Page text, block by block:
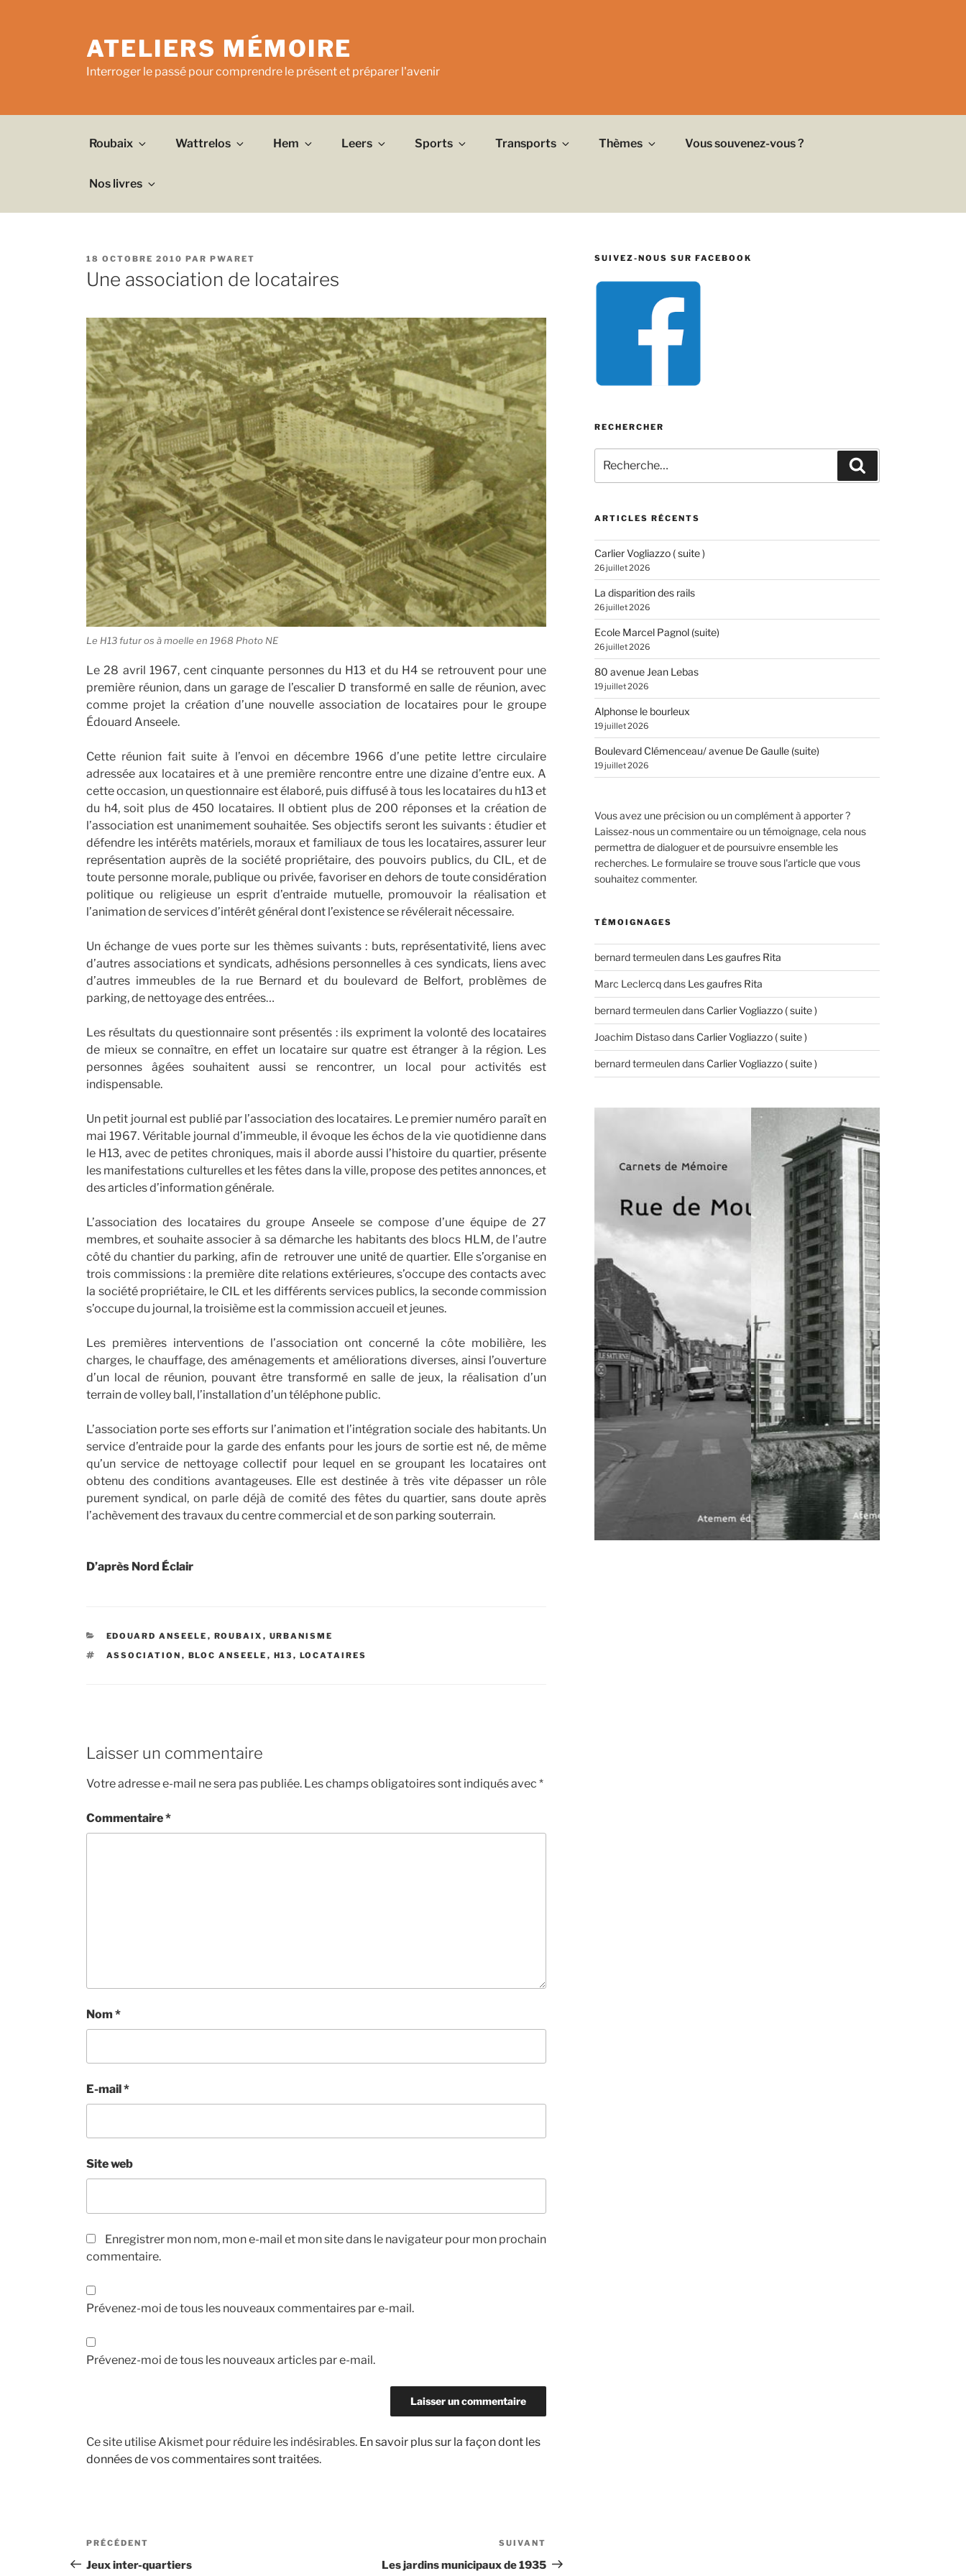
ATELIERS MÉMOIRE
Interroger le passé pour comprendre le présent et préparer l'avenir
Roubaix Wattrelos Hem Leers Sports Transports Thèmes Vous souvenez-vous ?
Nos livres
PUBLIÉ
LE
18 OCTOBRE 2010 PAR PWARET
Une association de locataires
Le H13 futur os à moelle en 1968 Photo NE
Le 28 avril 1967, cent cinquante personnes du H13 et du H4 se retrouvent pour une
première réunion, dans un garage de l’escalier D transformé en salle de réunion, avec
comme projet la création d’une nouvelle association de locataires pour le groupe
Édouard Anseele.
Cette réunion fait suite à l’envoi en décembre 1966 d’une petite lettre circulaire
adressée aux locataires et à une première rencontre entre une dizaine d’entre eux. A
cette occasion, un questionnaire est élaboré, puis diffusé à tous les locataires du h13 et
du h4, soit plus de 450 locataires. Il obtient plus de 200 réponses et la création de
l’association est unanimement souhaitée. Ses objectifs seront les suivants : étudier et
défendre les intérêts matériels, moraux et familiaux de tous les locataires, assurer leur
représentation auprès de la société propriétaire, des pouvoirs publics, du CIL, et de
toute personne morale, publique ou privée, favoriser en dehors de toute considération
politique ou religieuse un esprit d’entraide mutuelle, promouvoir la réalisation et
l’animation de services d’intérêt général dont l’existence se révélerait nécessaire.
Un échange de vues porte sur les thèmes suivants : buts, représentativité, liens avec
d’autres associations et syndicats, adhésions personnelles à ces syndicats, liens avec
d’autres immeubles de la rue Bernard et du boulevard de Belfort, problèmes de
parking, de nettoyage des entrées…
Les résultats du questionnaire sont présentés : ils expriment la volonté des locataires
de mieux se connaître, en effet un locataire sur quatre est étranger à la région. Les
personnes âgées souhaitent aussi se rencontrer, un local pour activités est
indispensable.
Un petit journal est publié par l’association des locataires. Le premier numéro paraît en
mai 1967. Véritable journal d’immeuble, il évoque les échos de la vie quotidienne dans
le H13, avec de petites chroniques, mais il aborde aussi l’histoire du quartier, présente
les manifestations culturelles et les fêtes dans la ville, propose des petites annonces, et
des articles d’information générale.
L’association des locataires du groupe Anseele se compose d’une équipe de 27
membres, et souhaite associer à sa démarche les habitants des blocs HLM, de l’autre
côté du chantier du parking, afin de retrouver une unité de quartier. Elle s’organise en
trois commissions : la première dite relations extérieures, s’occupe des contacts avec
la société propriétaire, le CIL et les différents services publics, la seconde commission
s’occupe du journal, la troisième est la commission accueil et jeunes.
Les premières interventions de l’association ont concerné la côte mobilière, les
charges, le chauffage, des aménagements et améliorations diverses, ainsi l’ouverture
d’un local de réunion, pouvant être transformé en salle de jeux, la réalisation d’un
terrain de volley ball, l’installation d’un téléphone public.
L’association porte ses efforts sur l’animation et l’intégration sociale des habitants. Un
service d’entraide pour la garde des enfants pour les jours de sortie est né, de même
qu’un service de nettoyage collectif pour lequel en se groupant les locataires ont
obtenu des conditions avantageuses. Elle est destinée à très vite dépasser un rôle
purement syndical, on parle déjà de comité des fêtes du quartier, sans doute après
l’achèvement des travaux du centre commercial et de son parking souterrain.
D’après Nord Éclair
CATÉGORIES
EDOUARD ANSEELE , ROUBAIX , URBANISME
ÉTIQUETTES
ASSOCIATION , BLOC ANSEELE , H13 , LOCATAIRES
Laisser un commentaire
Votre adresse e-mail ne sera pas publiée. Les champs obligatoires sont indiqués avec *
Commentaire*
Nom *
E-mail*
Site web
Enregistrer mon nom, mon e-mail et mon site dans le navigateur pour mon prochain
commentaire.
Prévenez-moi de tous les nouveaux commentaires par e-mail.
Prévenez-moi de tous les nouveaux articles par e-mail.
Ce site utilise Akismet pour réduire les indésirables. En savoir plus sur la façon dont les
données de vos commentaires sont traitées.
Navigation
de
Article
précédent
PRÉCÉDENT
Jeux inter-quartiers
suivant
SUIVANT
Les jardins municipaux de 1935
SUIVEZ-NOUS SUR FACEBOOK
RECHERCHER
pour
:
ARTICLES RÉCENTS
Carlier Vogliazzo ( suite )
26 juillet 2026
La disparition des rails
26 juillet 2026
Ecole Marcel Pagnol (suite)
26 juillet 2026
80 avenue Jean Lebas
19 juillet 2026
Alphonse le bourleux
19 juillet 2026
Boulevard Clémenceau/ avenue De Gaulle (suite)
19 juillet 2026
Vous avez une précision ou un complément à apporter ?
Laissez-nous un commentaire ou un témoignage, cela nous
permettra de dialoguer et de poursuivre ensemble les
recherches. Le formulaire se trouve sous l'article que vous
souhaitez commenter.
TÉMOIGNAGES
bernard termeulendans Les gaufres Rita
Marc Leclercqdans Les gaufres Rita
bernard termeulendans Carlier Vogliazzo ( suite )
Joachim Distasodans Carlier Vogliazzo ( suite )
bernard termeulendans Carlier Vogliazzo ( suite )